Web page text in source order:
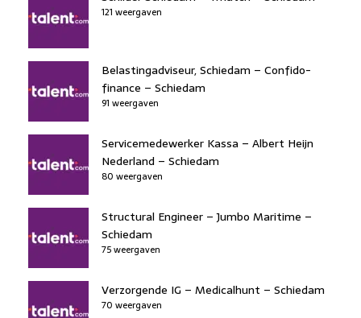
o
o
k
n o s
121 weergaven
Belastingadviseur, Schiedam – Confido-
finance – Schiedam
91 weergaven
Servicemedewerker Kassa – Albert Heijn
Nederland – Schiedam
80 weergaven
Structural Engineer – Jumbo Maritime –
Schiedam
75 weergaven
Verzorgende IG – Medicalhunt – Schiedam
70 weergaven